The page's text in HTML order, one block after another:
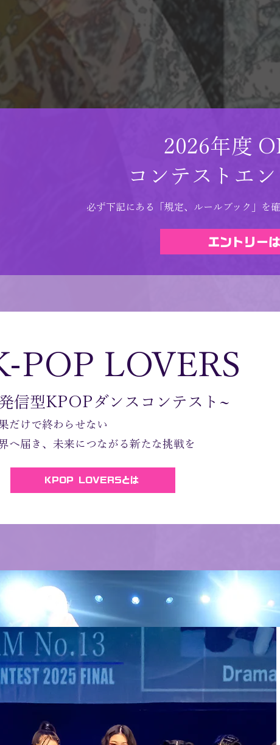
2026年度
コンテストエ
必ず下記にある「規定、ルールブック」を
エントリー
POP LOVERS
信型KPOPダンスコンテスト~
だけで終わらせない
へ届き、未来につながる新たな挑戦を
KPOP LOVERSとは